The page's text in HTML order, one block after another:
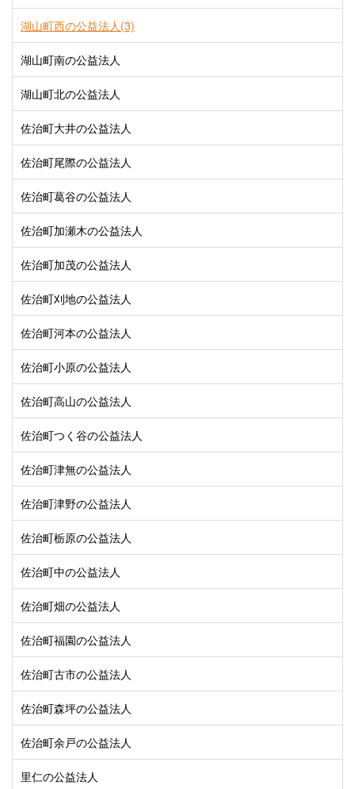
湖山町西の公益法人(3)
湖山町南の公益法人
湖山町北の公益法人
佐治町大井の公益法人
佐治町尾際の公益法人
佐治町葛谷の公益法人
佐治町加瀬木の公益法人
佐治町加茂の公益法人
佐治町刈地の公益法人
佐治町河本の公益法人
佐治町小原の公益法人
佐治町高山の公益法人
佐治町つく谷の公益法人
佐治町津無の公益法人
佐治町津野の公益法人
佐治町栃原の公益法人
佐治町中の公益法人
佐治町畑の公益法人
佐治町福園の公益法人
佐治町古市の公益法人
佐治町森坪の公益法人
佐治町余戸の公益法人
里仁の公益法人